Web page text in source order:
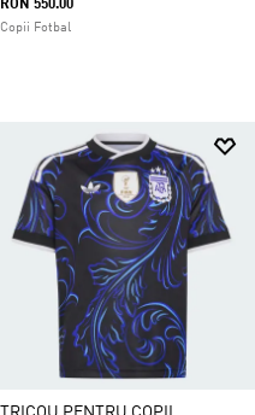
RON 550.00
Copii Fotbal